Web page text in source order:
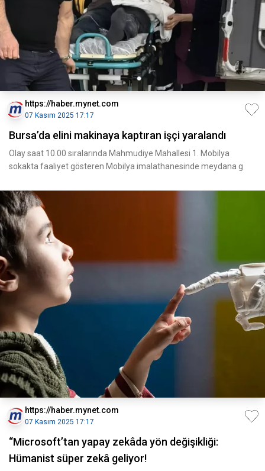
https://haber.mynet.com
07 Kasım 2025 17:17
Bursa’da elini makinaya kaptıran işçi yaralandı
Olay saat 10.00 sıralarında Mahmudiye Mahallesi 1. Mobilya
sokakta faaliyet gösteren Mobilya imalathanesinde meydana g
https://haber.mynet.com
07 Kasım 2025 17:17
“Microsoft’tan yapay zekâda yön değişikliği:
Hümanist süper zekâ geliyor!